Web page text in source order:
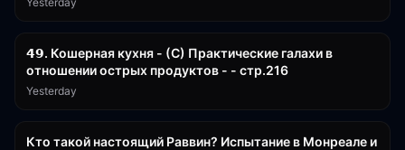
𝟰𝟵. Кошерная кухня - (С) Практические галахи в
отношении острых продуктов - - стр.216
Yesterday
Кто такой настоящий Раввин? Испытание в Монреале и